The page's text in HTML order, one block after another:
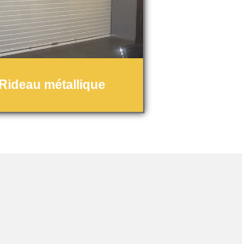
Rideau métallique